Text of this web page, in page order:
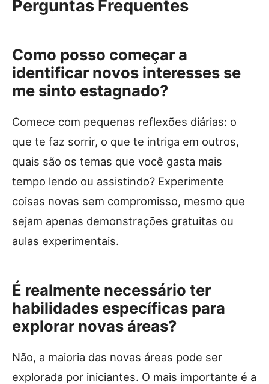
Perguntas Frequentes
Como posso começar a
identificar novos interesses se
me sinto estagnado?
Comece com pequenas reflexões diárias: o
que te faz sorrir, o que te intriga em outros,
quais são os temas que você gasta mais
tempo lendo ou assistindo? Experimente
coisas novas sem compromisso, mesmo que
sejam apenas demonstrações gratuitas ou
aulas experimentais.
É realmente necessário ter
habilidades específicas para
explorar novas áreas?
Não, a maioria das novas áreas pode ser
explorada por iniciantes. O mais importante é a